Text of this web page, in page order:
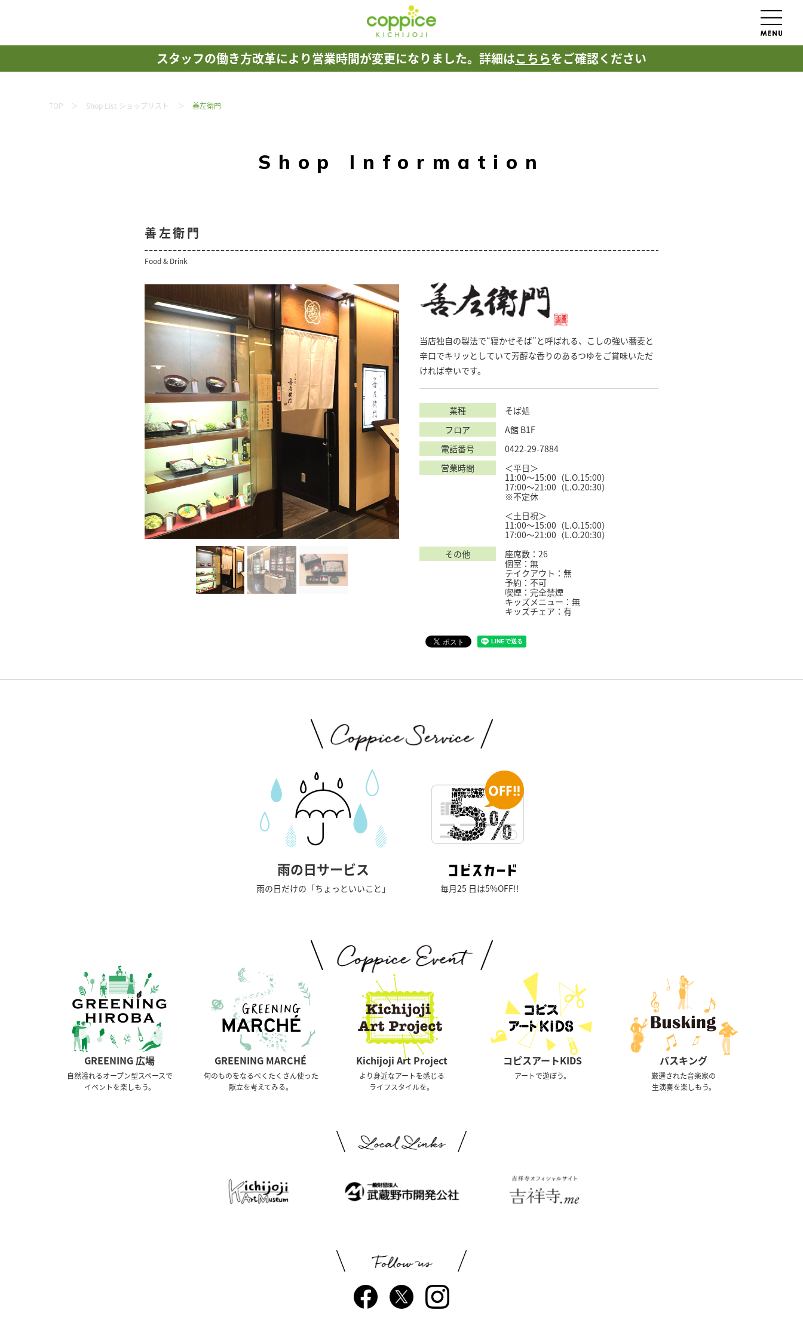
スタッフの働き方改革により営業時間が変更になりました。 詳細はこちらをご確認ください
TOP Shop List ショップリスト 善左衛門
Shop Information
善左衛門
Food & Drink
当店独自の製法で“寝かせそば”と呼ばれる、こしの強い蕎麦と
辛口でキリッとしていて芳醇な香りのあるつゆをご賞味いただ
ければ幸いです。
業種
そば処
フロア
A館 B1F
電話番号
0422-29-7884
営業時間
＜平日＞
11:00～15:00（L.O.15:00）
17:00～21:00（L.O.20:30）
※不定休
＜土日祝＞
11:00～15:00（L.O.15:00）
17:00～21:00（L.O.20:30）
その他
座席数：26
個室：無
テイクアウト：無
予約：不可
喫煙：完全禁煙
キッズメニュー：無
キッズチェア：有
雨の日サービス
雨の日だけの「ちょっといいこと」 毎月25 日は5%OFF!!
GREENING 広場
⾃然溢れるオープン型スペースで
イベントを楽しもう。
GREENING MARCHÉ
旬のものをなるべくたくさん使った
献立を考えてみる。
Kichijoji Art Project
より身近なアートを感じる
ライフスタイルを。
コピスアートKIDS
アートで遊ぼう。
バスキング
厳選された音楽家の
生演奏を楽しもう。